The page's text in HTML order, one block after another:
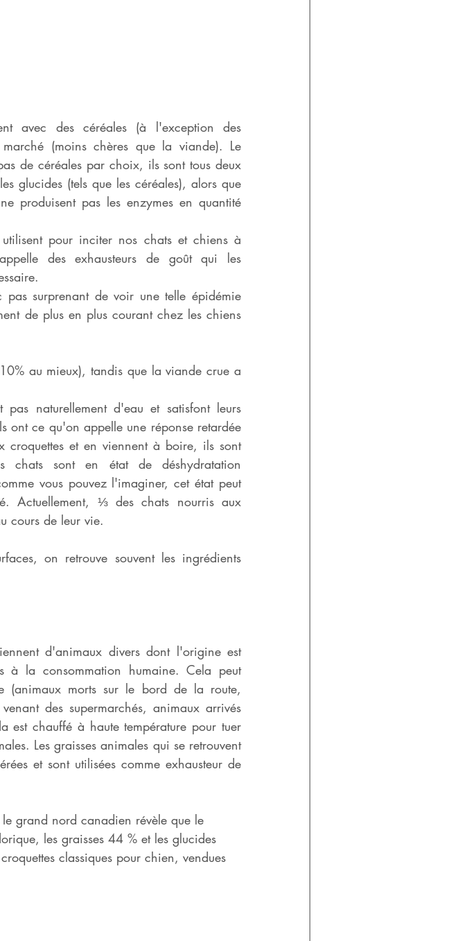
avec des céréales (à l'exception des
(moins chères que la viande). Le
de céréales par choix, ils sont tous deux
glucides (tels que les céréales), alors que
produisent pas les enzymes en quantité
pour inciter nos chats et chiens à
des exhausteurs de goût qui les
surprenant de voir une telle épidémie
de plus en plus courant chez les chiens
au mieux), tandis que la viande crue a
naturellement d'eau et satisfont leurs
ont ce qu'on appelle une réponse retardée
croquettes et en viennent à boire, ils sont
chats sont en état de déshydratation
vous pouvez l'imaginer, cet état peut
Actuellement, ⅓ des chats nourris aux
cours de leur vie.
on retrouve souvent les ingrédients
d'animaux divers dont l'origine est
à la consommation humaine. Cela peut
(animaux morts sur le bord de la route,
des supermarchés, animaux arrivés
est chauffé à haute température pour tuer
Les graisses animales qui se retrouvent
et sont utilisées comme exhausteur de
grand nord canadien révèle que le
les graisses 44 % et les glucides
classiques pour chien, vendues